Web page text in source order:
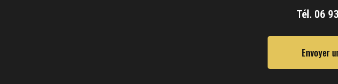
Tél. 06
Envoyer